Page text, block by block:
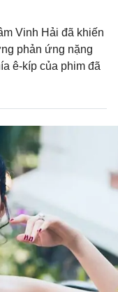
Vinh Hải đã khiến
phản ứng nặng
ê-kíp của phim đã